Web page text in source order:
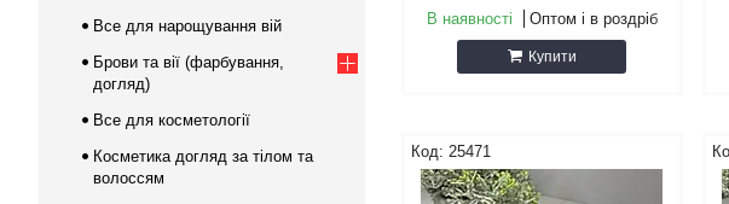
В наявності Оптом і в роздріб
Купити
25471
Все для нарощування вій
Брови та вії (фарбування,
догляд)
Все для косметології
Косметика догляд за тілом та
волоссям